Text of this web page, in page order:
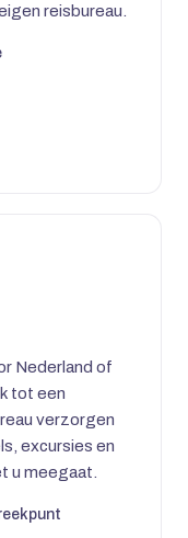
reisbureau.
Nederland of
tot een
verzorgen
excursies en
u meegaat.